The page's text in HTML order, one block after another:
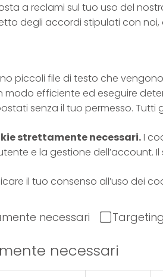
a reclami sul tuo uso del
degli accordi stipulati con
piccoli file di testo che
modo efficiente ed eseguire
senza il tuo permesso.
strettamente necessari.I
e la gestione
il tuo consenso all’uso dei
necessari Targeting
necessari